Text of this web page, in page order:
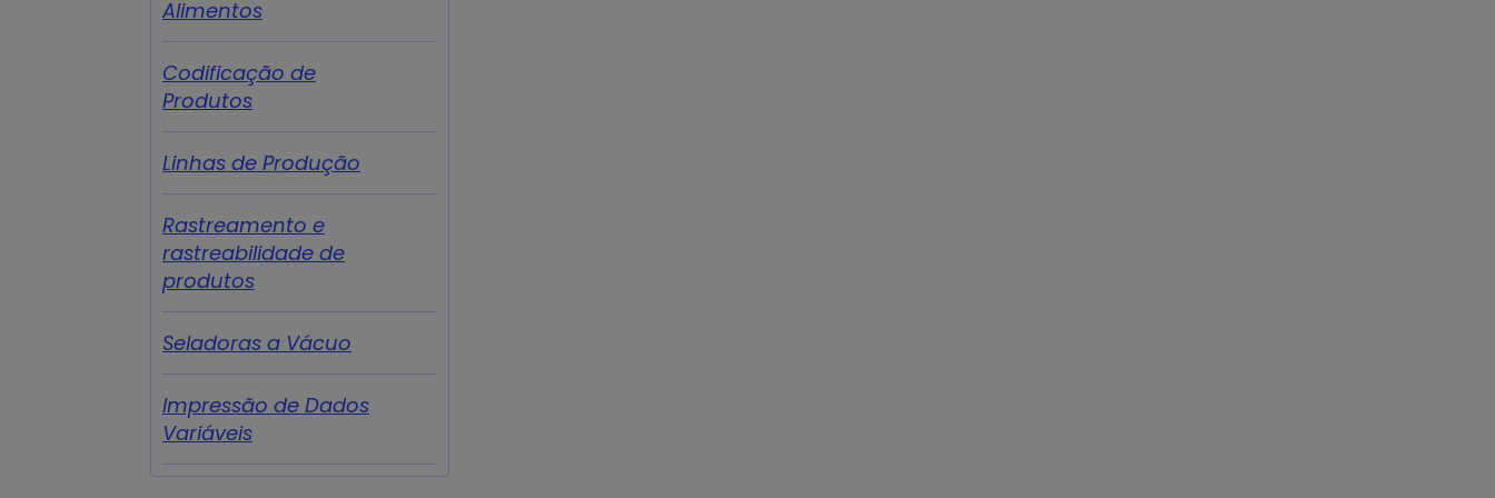
Alimentos
Codificação de
Produtos
Linhas de Produção
Rastreamento e
rastreabilidade de
produtos
Seladoras a Vácuo
Impressão de Dados
Variáveis